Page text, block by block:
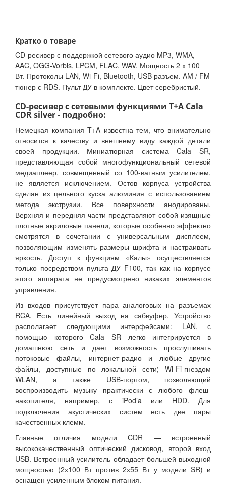
Кратко о товаре
CD-ресивер с поддержкой сетевого аудио MP3, WMA,
AAC, OGG-Vorbis, LPCM, FLAC, WAV. Мощность 2 х 100
Вт. Протоколы LAN, Wi-Fi, Bluetooth, USB разъем. AM / FM
тюнер с RDS. Пульт ДУ в комплекте. Цвет серебристый.
CD-ресивер с сетевыми функциями T+A Cala
CDR silver - подробно:
Немецкая компания T+A известна тем, что внимательно
относится к качеству и внешнему виду каждой детали
своей продукции. Миниатюрная система Cala SR,
представляющая собой многофункциональный сетевой
медиаплеер, совмещенный со 100-ватным усилителем,
не является исключением. Остов корпуса устройства
сделан из цельного куска алюминия с использованием
метода экструзии. Все поверхности анодированы.
Верхняя и передняя части представляют собой изящные
плотные акриловые панели, которые особенно эффектно
смотрятся в сочетании с универсальным дисплеем,
позволяющим изменять размеры шрифта и настраивать
яркость. Доступ к функциям «Калы» осуществляется
только посредством пульта ДУ F100, так как на корпусе
этого аппарата не предусмотрено никаких элементов
управления.
Из входов присутствует пара аналоговых на разъемах
RCA. Есть линейный выход на сабвуфер. Устройство
располагает следующими интерфейсами: LAN, с
помощью которого Cala SR легко интегрируется в
домашнюю сеть и дает возможность прослушивать
потоковые файлы, интернет-радио и любые другие
файлы, доступные по локальной сети; Wi-Fi-гнездом
WLAN, а также USB-портом, позволяющий
воспроизводить музыку практически с любого флеш-
накопителя, например, с iPod’a или HDD. Для
подключения акустических систем есть две пары
качественных клемм.
Главные отличия модели CDR — встроенный
высококачественный оптический дисковод, второй вход
USB. Встроенный усилитель обладает большей выходной
мощностью (2х100 Вт против 2х55 Вт у модели SR) и
оснащен усиленным блоком питания.